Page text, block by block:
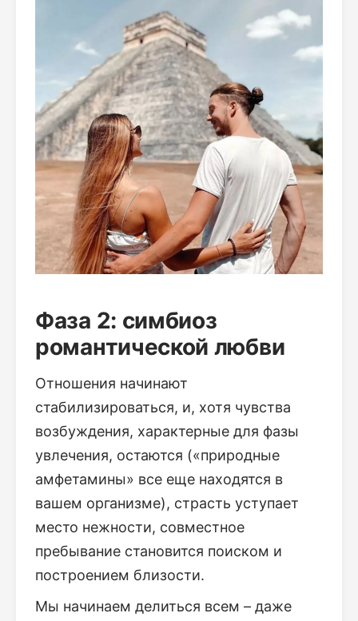
Фаза 2: симбиоз
романтической любви
Отношения начинают
стабилизироваться, и, хотя чувства
возбуждения, характерные для фазы
увлечения, остаются («природные
амфетамины» все еще находятся в
вашем организме), страсть уступает
место нежности, совместное
пребывание становится поиском и
построением близости.
Мы начинаем делиться всем – даже